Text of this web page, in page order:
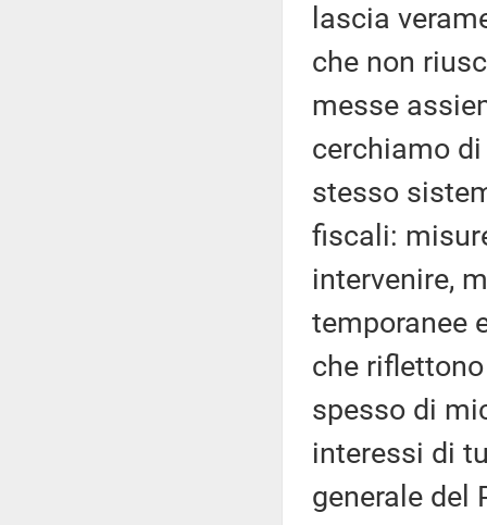
lascia
che non
messe
cerchiamo
stesso
fiscali:
intervenire,
temporanee
che
spesso di
interessi di
generale del